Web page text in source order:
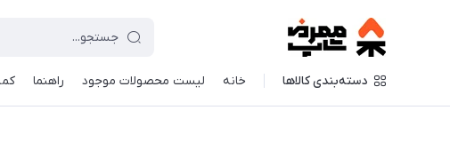
دسته‌بندی کالاها خانه لیست محصولات موجود راهنما